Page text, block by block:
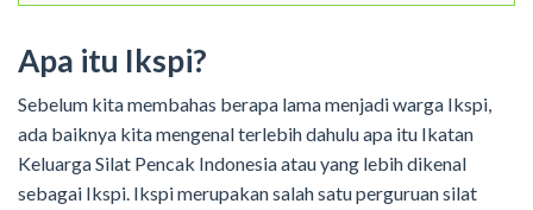
Apa itu Ikspi?
Sebelum kita membahas berapa lama menjadi warga Ikspi,
ada baiknya kita mengenal terlebih dahulu apa itu Ikatan
Keluarga Silat Pencak Indonesia atau yang lebih dikenal
sebagai Ikspi. Ikspi merupakan salah satu perguruan silat